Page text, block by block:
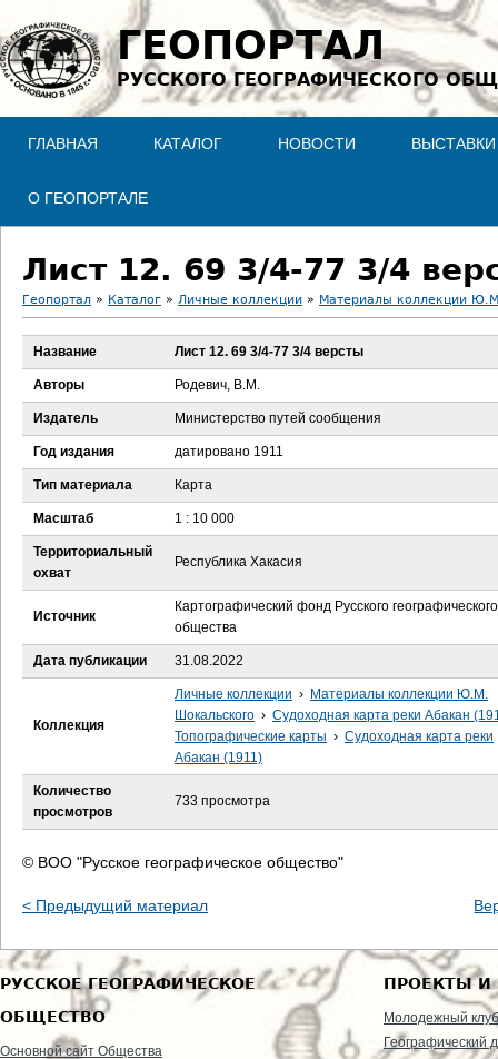
Jump to navigation
ГЕОПОРТАЛ
РУССКОГО ГЕОГРАФИЧЕСКОГО
ГЛАВНАЯ КАТАЛОГ НОВОСТИ ВЫСТАВКИ
О ГЕОПОРТАЛЕ
Лист 12. 69 3/4-77 3/4
В
ы
д
е
с
ь
Геопортал » Каталог » Личные коллекции » Материалы коллекции
Название Лист 12. 69 3/4-77 3/4 версты
Авторы Родевич, В.М.
Издатель Министерство путей сообщения
Год издания датировано 1911
Тип материала Карта
Масштаб 1 : 10 000
Территориальный
охват
Республика Хакасия
Источник
Картографический фонд Русского географического
общества
Дата публикации 31.08.2022
Коллекция
Личные коллекции › Материалы коллекции Ю.М.
Шокальского › Судоходная карта реки Абакан
Топографические карты › Судоходная карта реки
Абакан (1911)
Количество
просмотров
733 просмотра
© ВОО "Русское географическое общество"
< Предыдущий материал
РУССКОЕ ГЕОГРАФИЧЕСКОЕ
ОБЩЕСТВО
Основной сайт Общества
ПРОЕКТЫ И
Молодежный клуб
Географический